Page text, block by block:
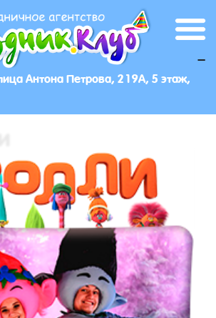
Антона Петрова, 219А, 5 этаж,
_